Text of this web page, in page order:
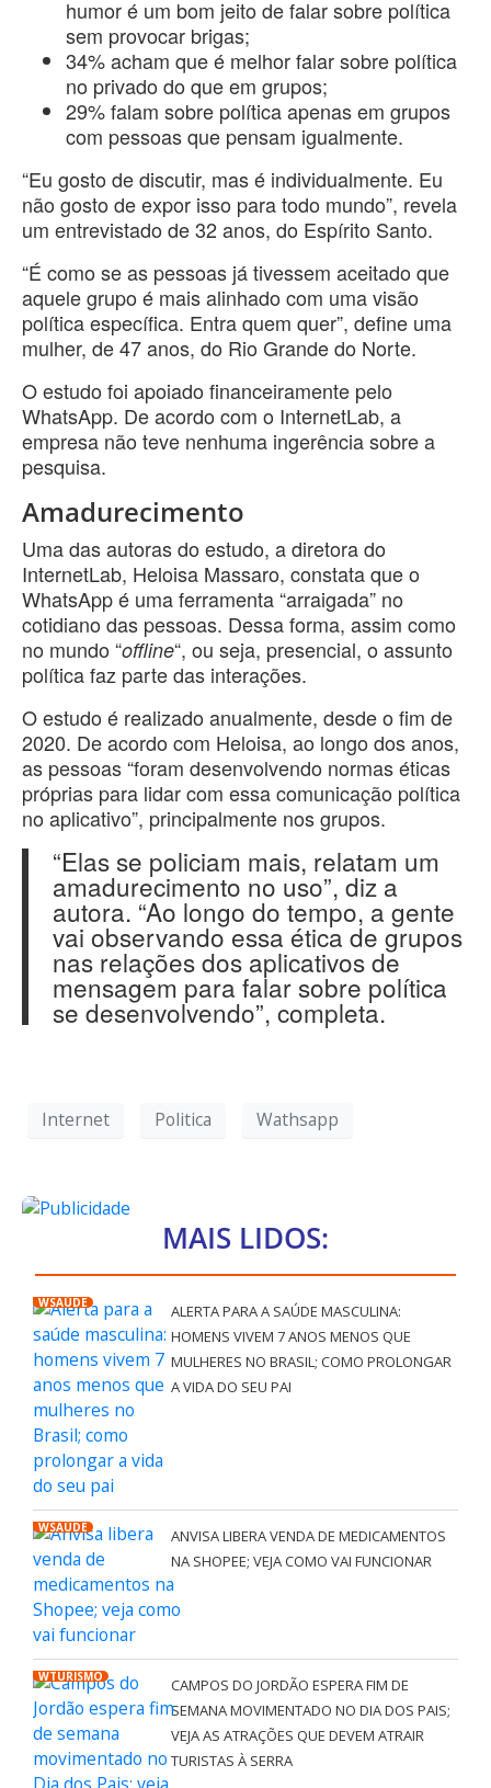
humor é um bom jeito de falar sobre política
sem provocar brigas;
34% acham que é melhor falar sobre política
no privado do que em grupos;
29% falam sobre política apenas em grupos
com pessoas que pensam igualmente.
“Eu gosto de discutir, mas é individualmente. Eu
não gosto de expor isso para todo mundo”, revela
um entrevistado de 32 anos, do Espírito Santo.
“É como se as pessoas já tivessem aceitado que
aquele grupo é mais alinhado com uma visão
política específica. Entra quem quer”, define uma
mulher, de 47 anos, do Rio Grande do Norte.
O estudo foi apoiado financeiramente pelo
WhatsApp. De acordo com o InternetLab, a
empresa não teve nenhuma ingerência sobre a
pesquisa.
Amadurecimento
Uma das autoras do estudo, a diretora do
InternetLab, Heloisa Massaro, constata que o
WhatsApp é uma ferramenta “arraigada” no
cotidiano das pessoas. Dessa forma, assim como
no mundo “offline“, ou seja, presencial, o assunto
política faz parte das interações.
O estudo é realizado anualmente, desde o fim de
2020. De acordo com Heloisa, ao longo dos anos,
as pessoas “foram desenvolvendo normas éticas
próprias para lidar com essa comunicação política
no aplicativo”, principalmente nos grupos.
“Elas se policiam mais, relatam um
amadurecimento no uso”, diz a
autora. “Ao longo do tempo, a gente
vai observando essa ética de grupos
nas relações dos aplicativos de
mensagem para falar sobre política
se desenvolvendo”, completa.
Internet Politica Wathsapp
MAIS LIDOS:
WSAÚDE
ALERTA PARA A SAÚDE MASCULINA:
HOMENS VIVEM 7 ANOS MENOS QUE
MULHERES NO BRASIL; COMO PROLONGAR
A VIDA DO SEU PAI
WSAÚDE
ANVISA LIBERA VENDA DE MEDICAMENTOS
NA SHOPEE; VEJA COMO VAI FUNCIONAR
WTURISMO
CAMPOS DO JORDÃO ESPERA FIM DE
SEMANA MOVIMENTADO NO DIA DOS PAIS;
VEJA AS ATRAÇÕES QUE DEVEM ATRAIR
TURISTAS À SERRA